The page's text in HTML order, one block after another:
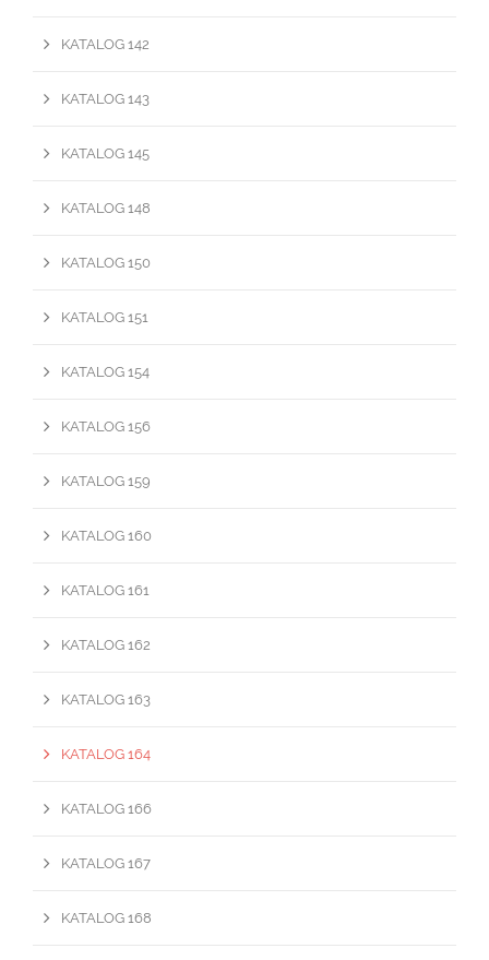
KATALOG 142
KATALOG 143
KATALOG 145
KATALOG 148
KATALOG 150
KATALOG 151
KATALOG 154
KATALOG 156
KATALOG 159
KATALOG 160
KATALOG 161
KATALOG 162
KATALOG 163
KATALOG 164
KATALOG 166
KATALOG 167
KATALOG 168